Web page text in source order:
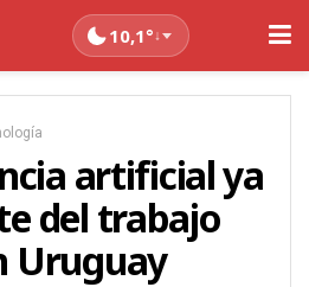
10,1°↓
artificial ya
del trabajo
Uruguay